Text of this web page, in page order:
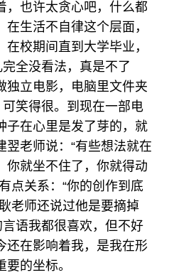
，也许太贪心吧，什么都
生活不自律这个层面，
校期间直到大学毕业，
全没看法，真是不了
独立电影，电脑里文件夹
可笑得很。到现在一部电
子在心里是发了芽的，就
翌老师说：“有些想法就在
你就坐不住了，你就得动
点关系：“你的创作到底
老师还说过他是要摘掉
言语我都很喜欢，但不好
还在影响着我，是我在形
的坐标。